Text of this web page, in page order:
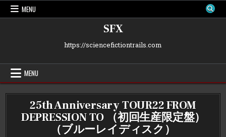
Skip
MENU
SFX
https://sciencefictiontrails.com
MENU
25th Anniversary TOUR22 FROM
DEPRESSION TO （初回生産限定盤）
（ブルーレイディスク）